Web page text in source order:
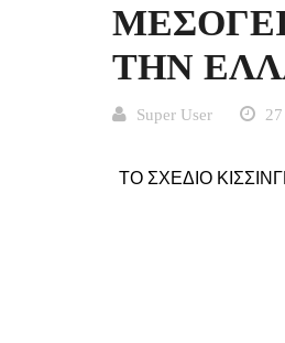
ΤΗΝ
Super User
ΤΟ ΣΧΕΔΙΟ